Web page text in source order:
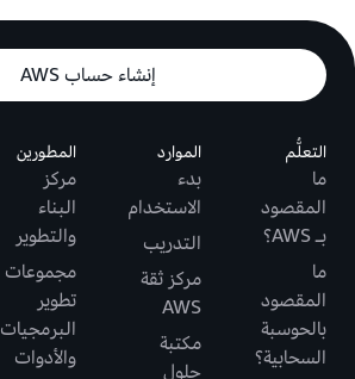
إنشاء حساب AWS
التعلُّم
ما
المقصود
بـ AWS؟
ما
المقصود
بالحوسبة
السحابية؟
الموارد
بدء
الاستخدام
التدريب
مركز ثقة
AWS
مكتبة
حلول
المطورين
مركز
البناء
والتطوير
مجموعات
تطوير
البرمجيات
والأدوات